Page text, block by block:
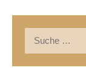
nach: